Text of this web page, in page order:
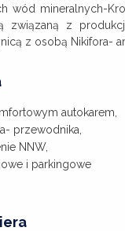
wód mineralnych-
związaną z
z osobą Nikifora-
autokarem,
przewodnika,
NNW,
i parkingowe